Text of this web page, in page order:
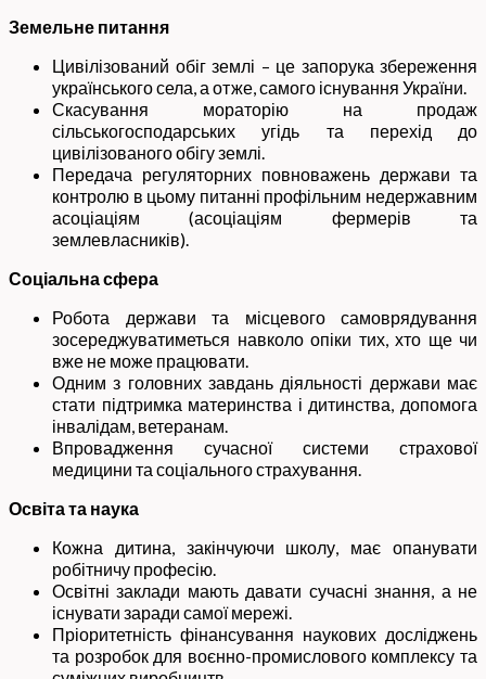
Земельне питання
Цивілізований обіг землі – це запорука збереження
українського села, а отже, самого існування України.
Скасування мораторію на продаж
сільськогосподарських угідь та перехід до
цивілізованого обігу землі.
Передача регуляторних повноважень держави та
контролю в цьому питанні профільним недержавним
асоціаціям (асоціаціям фермерів та
землевласників).
Соціальна сфера
Робота держави та місцевого самоврядування
зосереджуватиметься навколо опіки тих, хто ще чи
вже не може працювати.
Одним з головних завдань діяльності держави має
стати підтримка материнства і дитинства, допомога
інвалідам, ветеранам.
Впровадження сучасної системи страхової
медицини та соціального страхування.
Освіта та наука
Кожна дитина, закінчуючи школу, має опанувати
робітничу професію.
Освітні заклади мають давати сучасні знання, а не
існувати заради самої мережі.
Пріоритетність фінансування наукових досліджень
та розробок для воєнно-промислового комплексу та